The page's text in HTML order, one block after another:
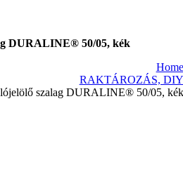
DURALINE® 50/05, kék
Home
RAKTÁROZÁS, DIY
szalag DURALINE® 50/05, kék